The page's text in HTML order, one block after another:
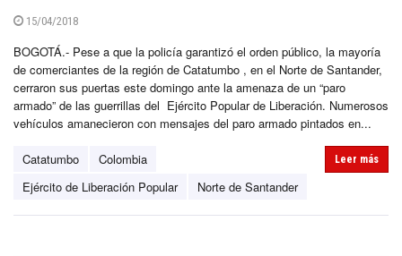
15/04/2018
BOGOTÁ.- Pese a que la policía garantizó el orden público, la mayoría
de comerciantes de la región de Catatumbo , en el Norte de Santander,
cerraron sus puertas este domingo ante la amenaza de un “paro
armado” de las guerrillas del Ejército Popular de Liberación. Numerosos
vehículos amanecieron con mensajes del paro armado pintados en...
Catatumbo
Colombia
Ejército de Liberación Popular
Norte de Santander
Leer más